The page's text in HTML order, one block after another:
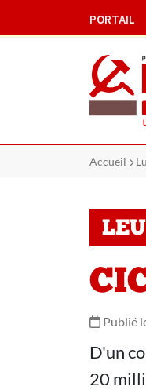
PORTAIL
Accueil
Publié
D'un
20